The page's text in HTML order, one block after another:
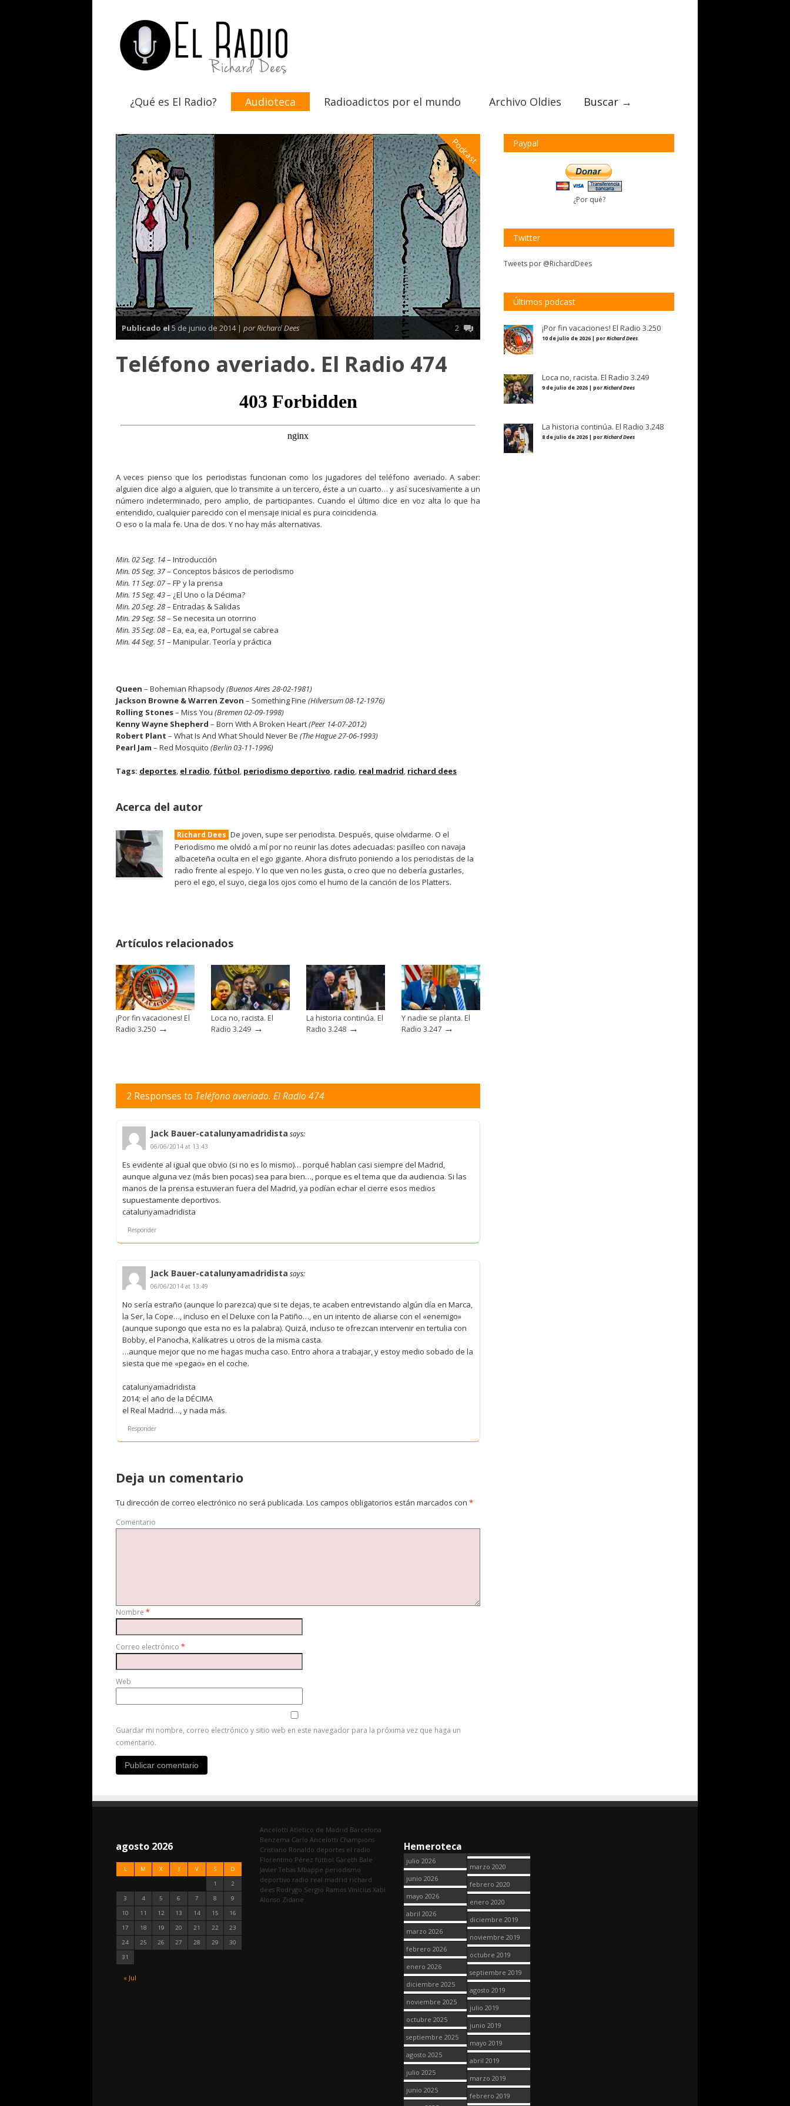
¿Qué es El Radio? Audioteca Radioadictos por el mundo Archivo Oldies Buscar →
Podcast
Publicado el5 de junio de 2014 | por Richard Dees 2
Teléfono averiado. El Radio 474
A veces pienso que los periodistas funcionan como los jugadores del teléfono averiado. A saber:
alguien dice algo a alguien, que lo transmite a un tercero, éste a un cuarto… y así sucesivamente a un
número indeterminado, pero amplio, de participantes. Cuando el último dice en voz alta lo que ha
entendido, cualquier parecido con el mensaje inicial es pura coincidencia.
O eso o la mala fe. Una de dos. Y no hay más alternativas.
Min. 02 Seg. 14– Introducción
Min. 05 Seg. 37– Conceptos básicos de periodismo
Min. 11 Seg. 07– FP y la prensa
Min. 15 Seg. 43– ¿El Uno o la Décima?
Min. 20 Seg. 28– Entradas & Salidas
Min. 29 Seg. 58– Se necesita un otorrino
Min. 35 Seg. 08– Ea, ea, ea, Portugal se cabrea
Min. 44 Seg. 51 – Manipular. Teoría y práctica
Queen – Bohemian Rhapsody(Buenos Aires 28-02-1981)
Jackson Browne & Warren Zevon – Something Fine (Hilversum 08-12-1976)
Rolling Stones– Miss You (Bremen 02-09-1998)
Kenny Wayne Shepherd – Born With A Broken Heart(Peer 14-07-2012)
Robert Plant – What Is And What Should Never Be (The Hague 27-06-1993)
Pearl Jam – Red Mosquito (Berlin 03-11-1996)
Tags: deportes, el radio, fútbol, periodismo deportivo, radio, real madrid, richard dees
Acerca del autor
Richard Dees De joven, supe ser periodista. Después, quise olvidarme. O el
Periodismo me olvidó a mí por no reunir las dotes adecuadas: pasilleo con navaja
albaceteña oculta en el ego gigante. Ahora disfruto poniendo a los periodistas de la
radio frente al espejo. Y lo que ven no les gusta, o creo que no debería gustarles,
pero el ego, el suyo, ciega los ojos como el humo de la canción de los Platters.
Artículos relacionados
¡Por fin vacaciones! El
Radio 3.250 →
Loca no, racista. El
Radio 3.249 →
La historia continúa. El
Radio 3.248 →
Y nadie se planta. El
Radio 3.247 →
2 Responses to Teléfono averiado. El Radio 474
Jack Bauer-catalunyamadridista says:
06/06/2014 at 13:43
Es evidente al igual que obvio (si no es lo mismo)… porqué hablan casi siempre del Madrid,
aunque alguna vez (más bien pocas) sea para bien…, porque es el tema que da audiencia. Si las
manos de la prensa estuvieran fuera del Madrid, ya podían echar el cierre esos medios
supuestamente deportivos.
catalunyamadridista
Responder
Jack Bauer-catalunyamadridista says:
06/06/2014 at 13:49
No sería estraño (aunque lo parezca) que si te dejas, te acaben entrevistando algún día en Marca,
la Ser, la Cope…, incluso en el Deluxe con la Patiño…, en un intento de aliarse con el «enemigo»
(aunque supongo que esta no es la palabra). Quizá, incluso te ofrezcan intervenir en tertulia con
Bobby, el Panocha, Kalikatres u otros de la misma casta.
…aunque mejor que no me hagas mucha caso. Entro ahora a trabajar, y estoy medio sobado de la
siesta que me «pegao» en el coche.
catalunyamadridista
2014; el año de la DÉCIMA
el Real Madrid…, y nada más.
Responder
Deja un comentario
Tu dirección de correo electrónico no será publicada. Los campos obligatorios están marcados con *
Comentario
Nombre *
Correo electrónico *
Web
Guardar mi nombre, correo electrónico y sitio web en este navegador para la próxima vez que haga un
comentario.
Paypal
¿Por qué?
Twitter
Tweets por @RichardDees
Últimos podcast
¡Por fin vacaciones! El Radio 3.250
10 de julio de 2026 | porRichard Dees
Loca no, racista. El Radio 3.249
9 de julio de 2026 | porRichard Dees
La historia continúa. El Radio 3.248
8 de julio de 2026 | porRichard Dees
agosto 2026
L M X J V S D
« Jul
1
2
3
4 5 6 7 8
9
10
11 12 13 14 15
16
17
18 19 20 21 22
23
24
25 26 27 28 29
30
31
Ancelotti Atletico de Madrid Barcelona
Benzema Carlo Ancelotti Champions
Cristiano Ronaldo deportes el radio
Florentino Pérez fútbol Gareth Bale
Javier Tebas Mbappe periodismo
deportivo radio real madrid richard
dees Rodrygo Sergio Ramos Vinicius Xabi
Alonso Zidane
Hemeroteca
julio 2026
junio 2026
mayo 2026
abril 2026
marzo 2026
febrero 2026
enero 2026
diciembre 2025
noviembre 2025
octubre 2025
septiembre 2025
agosto 2025
julio 2025
junio 2025
marzo 2020
febrero 2020
enero 2020
diciembre 2019
noviembre 2019
octubre 2019
septiembre 2019
agosto 2019
julio 2019
junio 2019
mayo 2019
abril 2019
marzo 2019
febrero 2019